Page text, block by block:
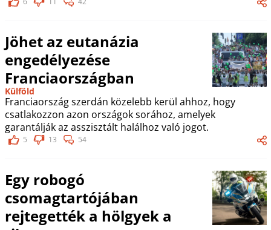
Jöhet az eutanázia
engedélyezése
Franciaországban
Külföld
Franciaország szerdán közelebb kerül ahhoz, hogy
csatlakozzon azon országok sorához, amelyek
garantálják az asszisztált halálhoz való jogot.
5 13 54
Egy robogó
csomagtartójában
rejtegették a hölgyek a